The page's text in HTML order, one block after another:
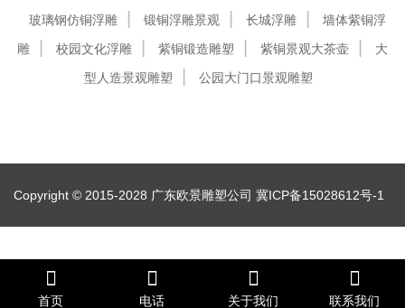
玻璃钢仿铜浮雕
锻铜浮雕景观 长城浮雕
墙体紫铜浮
雕
校园文化浮雕 紫铜锻造雕塑 紫铜景观大茶壶
大
型人造景观雕塑
公园大门口景观雕塑
Copyright © 2015-2028 广东欧景雕塑公司 冀ICP备15028612号-1
首页 电话 关于我们 联系我们